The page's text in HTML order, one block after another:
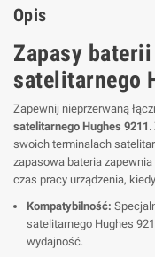
Opis
Zapasy
satelitarnego
Zapewnij nieprzerwaną
satelitarnego Hughes 9211 .
swoich terminalach
zapasowa bateria zapewnia
czas pracy urządzenia,
Kompatybilność:
satelitarnego Hughes
wydajność.